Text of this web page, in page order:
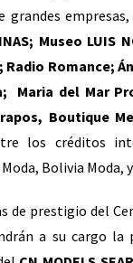
grandes
Museo LUIS
Romance;
Maria del Mar
Boutique
los créditos
Bolivia Moda,
de prestigio del
a su cargo la